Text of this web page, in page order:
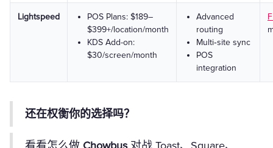
Lightspeed
POS Plans: $189–
$399+/location/month
KDS Add-on:
$30/screen/month
Advanced
routing
Multi‑site sync
POS
integration
还在权衡你的选择吗？